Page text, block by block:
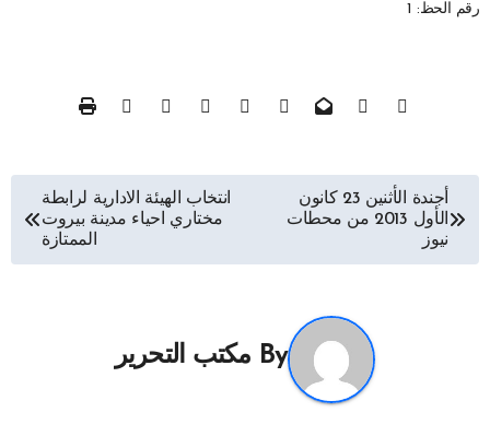
رقم الحظ: 1
تصفّح
المقالات
أجندة الأثنين 23 كانون
الأول 2013 من محطات
نيوز
انتخاب الهيئة الادارية لرابطة
مختاري احياء مدينة بيروت
الممتازة
By مكتب التحرير